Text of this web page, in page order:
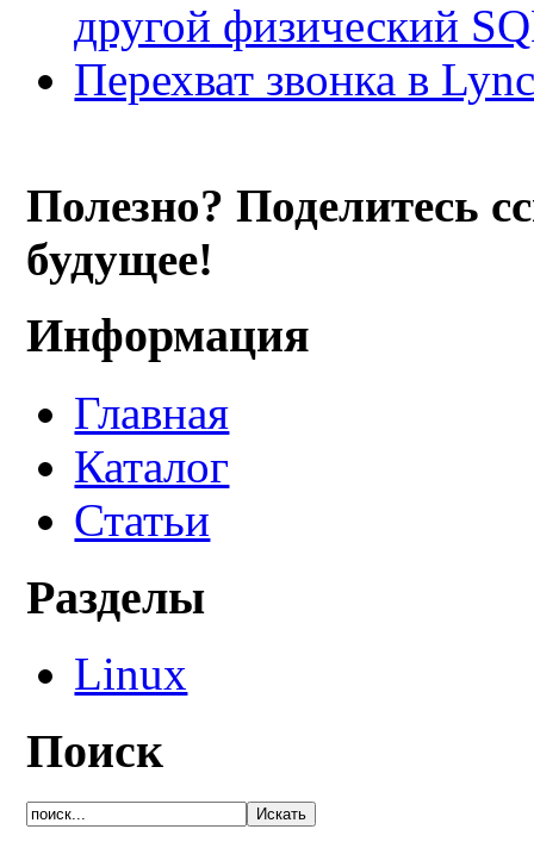
другой физический
Перехват звонка в
Полезно? Поделитесь
будущее!
Информация
Главная
Каталог
Статьи
Разделы
Linux
Поиск